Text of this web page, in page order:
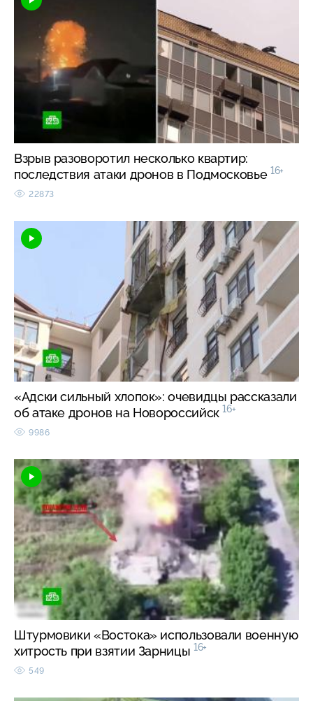
Взрыв разоворотил несколько квартир:
последствия атаки дронов в Подмосковье 16+
22873
«Адски сильный хлопок»: очевидцы рассказали
об атаке дронов на Новороссийск 16+
9986
Штурмовики «Востока» использовали военную
хитрость при взятии Зарницы 16+
549